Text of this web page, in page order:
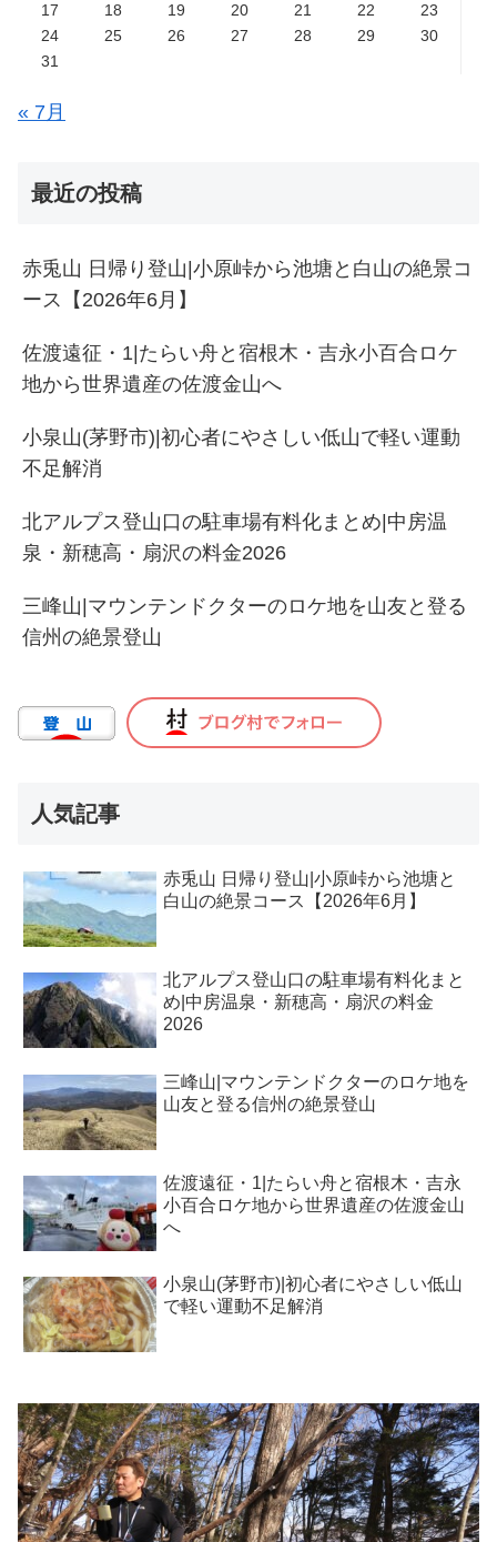
17
18 19 20 21 22
23
24
25 26 27 28 29
30
31
« 7月
最近の投稿
赤兎山 日帰り登山|小原峠から池塘と白山の絶景コ
ース【2026年6月】
佐渡遠征・1|たらい舟と宿根木・吉永小百合ロケ
地から世界遺産の佐渡金山へ
小泉山(茅野市)|初心者にやさしい低山で軽い運動
不足解消
北アルプス登山口の駐車場有料化まとめ|中房温
泉・新穂高・扇沢の料金2026
三峰山|マウンテンドクターのロケ地を山友と登る
信州の絶景登山
人気記事
赤兎山 日帰り登山|小原峠から池塘と
白山の絶景コース【2026年6月】
北アルプス登山口の駐車場有料化まと
め|中房温泉・新穂高・扇沢の料金
2026
三峰山|マウンテンドクターのロケ地を
山友と登る信州の絶景登山
佐渡遠征・1|たらい舟と宿根木・吉永
小百合ロケ地から世界遺産の佐渡金山
へ
小泉山(茅野市)|初心者にやさしい低山
で軽い運動不足解消